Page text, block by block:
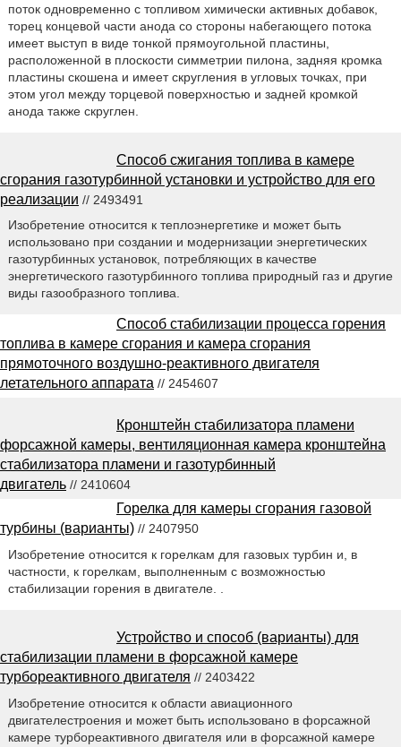
поток одновременно с топливом химически активных добавок,
торец концевой части анода со стороны набегающего потока
имеет выступ в виде тонкой прямоугольной пластины,
расположенной в плоскости симметрии пилона, задняя кромка
пластины скошена и имеет скругления в угловых точках, при
этом угол между торцевой поверхностью и задней кромкой
анода также скруглен.
Способ сжигания топлива в камере
сгорания газотурбинной установки и устройство для его
реализации // 2493491
Изобретение относится к теплоэнергетике и может быть
использовано при создании и модернизации энергетических
газотурбинных установок, потребляющих в качестве
энергетического газотурбинного топлива природный газ и другие
виды газообразного топлива.
Способ стабилизации процесса горения
топлива в камере сгорания и камера сгорания
прямоточного воздушно-реактивного двигателя
летательного аппарата // 2454607
Кронштейн стабилизатора пламени
форсажной камеры, вентиляционная камера кронштейна
стабилизатора пламени и газотурбинный
двигатель // 2410604
Горелка для камеры сгорания газовой
турбины (варианты) // 2407950
Изобретение относится к горелкам для газовых турбин и, в
частности, к горелкам, выполненным с возможностью
стабилизации горения в двигателе. .
Устройство и способ (варианты) для
стабилизации пламени в форсажной камере
турбореактивного двигателя // 2403422
Изобретение относится к области авиационного
двигателестроения и может быть использовано в форсажной
камере турбореактивного двигателя или в форсажной камере